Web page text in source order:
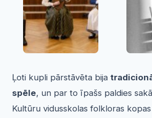
Ļoti kupli pārstāvēta bija
spēle, un par to īpašs paldies
Kultūru vidusskolas folkloras kopas